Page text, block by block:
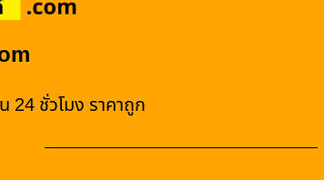
24 ชั่วโมง ราคาถูก